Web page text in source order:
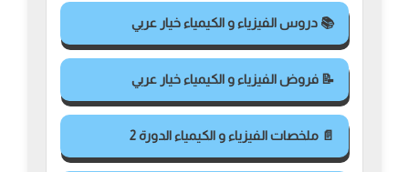
📚 دروس الفيزياء و الكيمياء خيار عربي
📝 فروض الفيزياء و الكيمياء خيار عربي
📄 ملخصات الفيزياء و الكيمياء الدورة 2